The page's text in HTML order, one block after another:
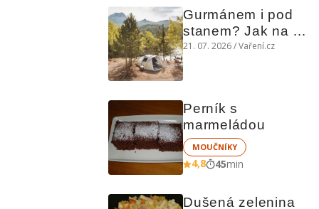
Gurmánem i pod
stanem? Jak na
polní kuchyni a na
21. 07. 2026 / Vaření.cz
Perník s
marmeládou
MOUČNÍKY
4,8 45min
Dušená zelenina